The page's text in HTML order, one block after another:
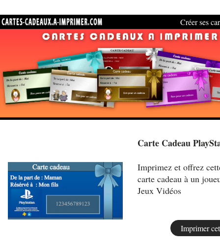
Créer ses
Carte Cadeau
Imprimez et offrez
carte cadeau à un
Jeux Vidéos